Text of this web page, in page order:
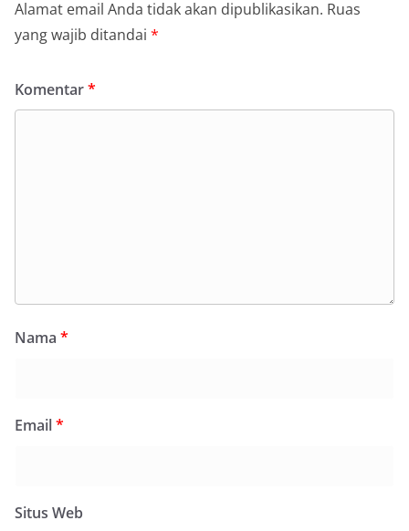
Alamat email Anda tidak akan dipublikasikan. Ruas
yang wajib ditandai *
Komentar*
Nama *
Email*
Situs Web